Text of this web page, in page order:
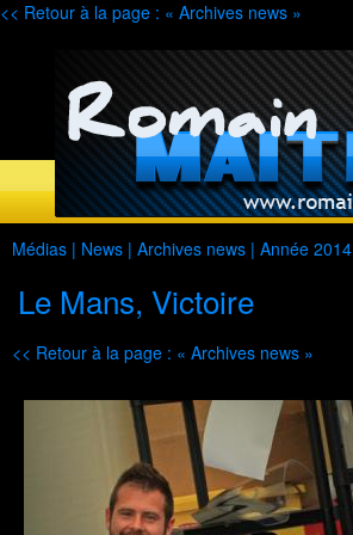
<< Retour à la page : « Archives news »
Médias | News | Archives news | Année 2014
Le Mans, Victoire
<< Retour à la page : « Archives news »